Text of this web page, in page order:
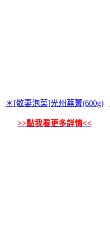
＊[敬妻泡菜]光州蕪菁(600g)
>>點我看更多詳情<<